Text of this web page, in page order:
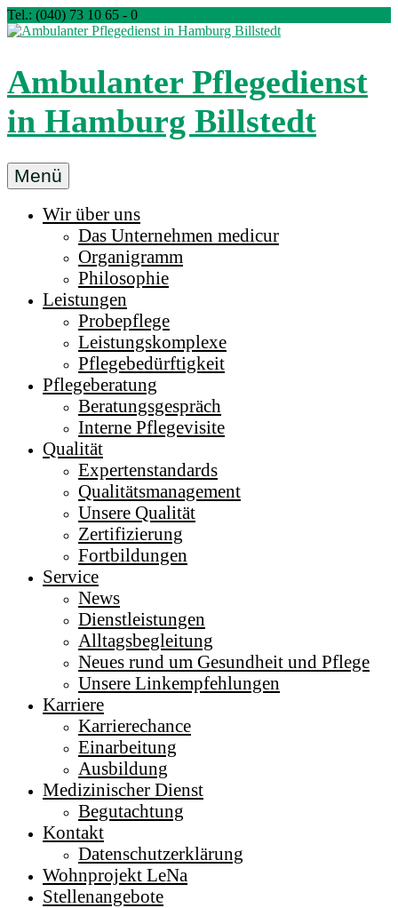
Zum
Inhalt
Tel.: (040) 73 10 65 - 0
Ambulanter Pflegedienst
in Hamburg Billstedt
Ambulanter
Pflegedienst
medicur
Billstedt
Hamburg
Menü
Wir über uns
Das Unternehmen medicur
Organigramm
Philosophie
Leistungen
Probepflege
Leistungskomplexe
Pflegebedürftigkeit
Pflegeberatung
Beratungsgespräch
Interne Pflegevisite
Qualität
Expertenstandards
Qualitätsmanagement
Unsere Qualität
Zertifizierung
Fortbildungen
Service
News
Dienstleistungen
Alltagsbegleitung
Neues rund um Gesundheit und Pflege
Unsere Linkempfehlungen
Karriere
Karrierechance
Einarbeitung
Ausbildung
Medizinischer Dienst
Begutachtung
Kontakt
Datenschutzerklärung
Wohnprojekt LeNa
Stellenangebote